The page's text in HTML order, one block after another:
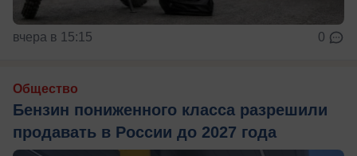
вчера в 15:15 0
Общество
Бензин пониженного класса разрешили
продавать в России до 2027 года